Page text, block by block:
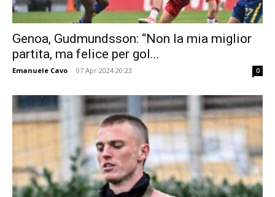
Genoa, Gudmundsson: “Non la mia miglior
partita, ma felice per gol...
Emanuele Cavo - 07 Apr 2024 20:23 0